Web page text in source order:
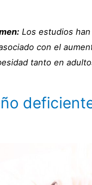
Los estudios
con el
tanto en